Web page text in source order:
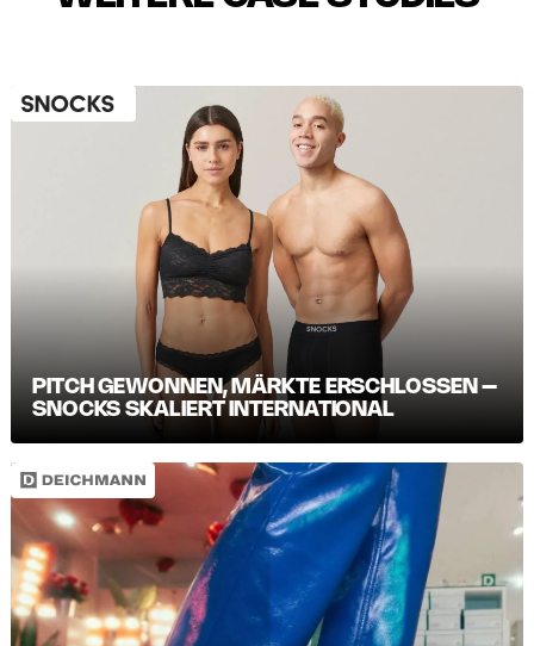
PITCH GEWONNEN, MÄRKTE ERSCHLOSSEN –
SNOCKS SKALIERT INTERNATIONAL